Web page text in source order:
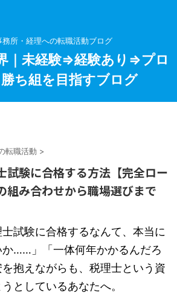
務所・経理への転職活動ブログ
｜未経験⇒経験あり⇒プロ
ち組を目指すブログ
転職活動 >
試験に合格する方法【完全ロー
組み合わせから職場選びまで
士試験に合格するなんて、本当に
か……」「一体何年かかるんだろ
抱えながらも、税理士という資
としているあなたへ。